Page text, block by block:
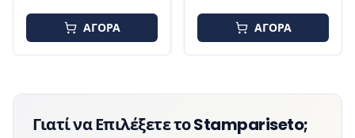
ΑΓΟΡΑ ΑΓΟΡΑ
Γιατί να Επιλέξετε το Stampariseto;